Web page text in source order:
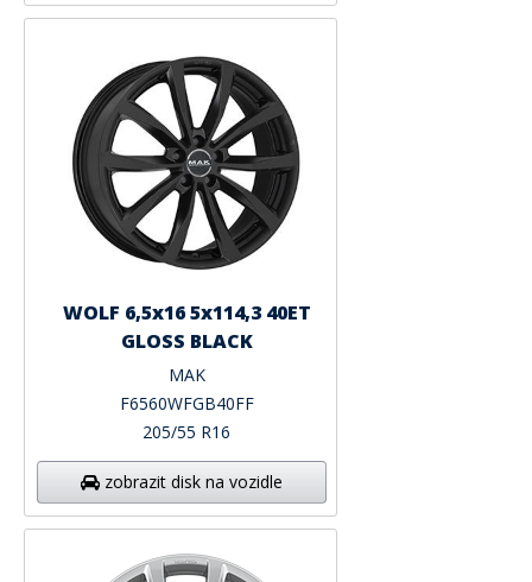
WOLF 6,5x16 5x114,3 40ET
GLOSS BLACK
MAK
F6560WFGB40FF
205/55 R16
zobrazit disk na vozidle